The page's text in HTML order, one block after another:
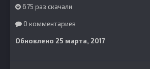
675 раз скачали
0 комментариев
Обновлено 25 марта, 2017